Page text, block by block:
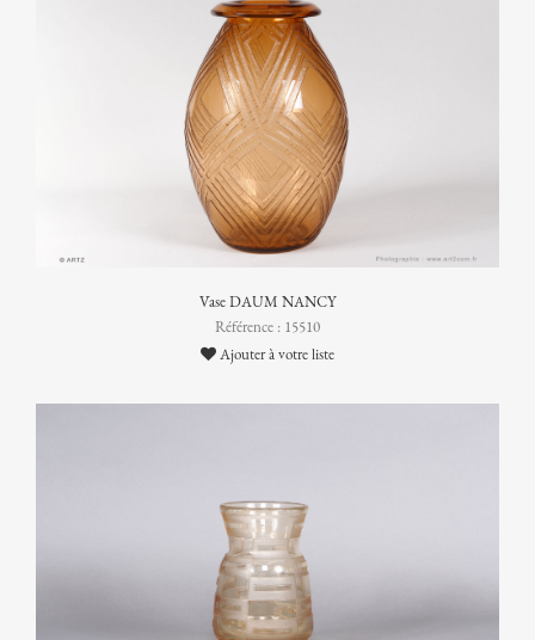
Vase DAUM NANCY
Référence : 15510
Ajouter à votre liste